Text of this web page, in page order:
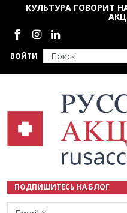
Перейти к основному
ВОЙТИ
КУЛЬТУРА ГОВОРИТ
Социальные сети
ПОДПИШИТЕСЬ НА БЛОГ
Email